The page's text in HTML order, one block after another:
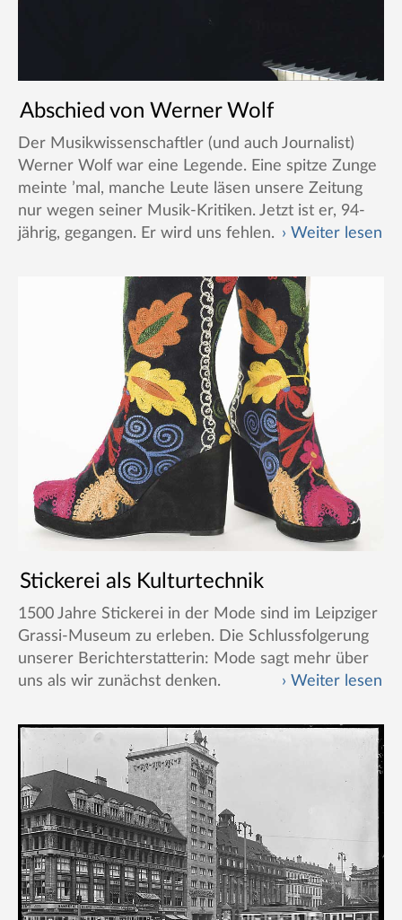
Abschied von Werner Wolf
Der Musikwissenschaftler (und auch Journalist)
Werner Wolf war eine Legende. Eine spitze Zunge
meinte ’mal, manche Leute läsen unsere Zeitung
nur wegen seiner Musik-Kritiken. Jetzt ist er, 94-
jährig, gegangen. Er wird uns fehlen.
Weiter lesen
Stickerei als Kulturtechnik
1500 Jahre Stickerei in der Mode sind im Leipziger
Grassi-Museum zu erleben. Die Schlussfolgerung
unserer Berichterstatterin: Mode sagt mehr über
uns als wir zunächst denken.
Weiter lesen